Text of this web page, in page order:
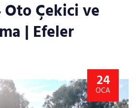
Oto Çekici ve
| Efeler
24
OCA